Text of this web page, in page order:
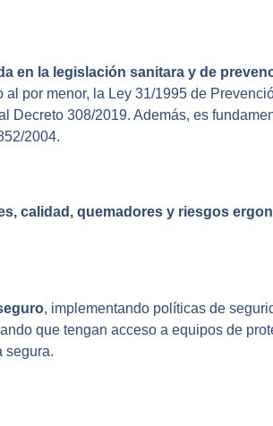
en la legislación sanitara y de
por menor, la Ley 31/1995 de
Decreto 308/2019. Además, es
2004.
calidad, quemadores y riesgos
, implementando políticas de
que tengan acceso a equipos de
segura.